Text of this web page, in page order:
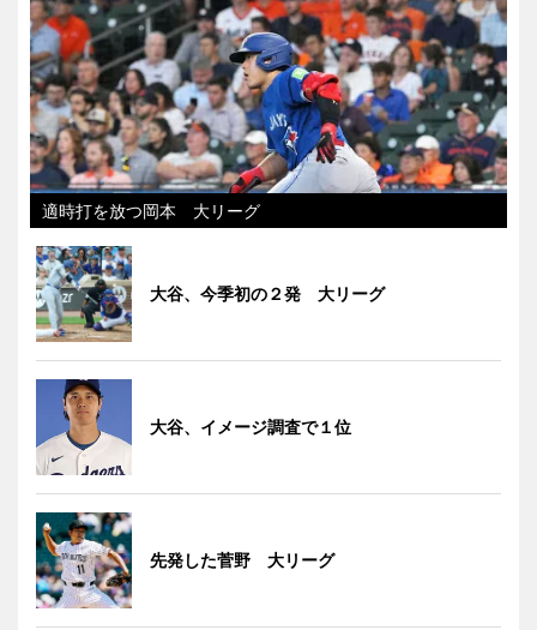
適時打を放つ岡本 大リーグ
大谷、今季初の２発 大リーグ
大谷、イメージ調査で１位
先発した菅野 大リーグ